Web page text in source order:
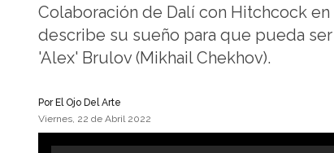
Colaboración de Dalí con Hitchcock
describe su sueño para que pueda ser
'Alex' Brulov (Mikhail Chekhov).
PorEl Ojo Del Arte
Viernes, 22 de Abril 2022